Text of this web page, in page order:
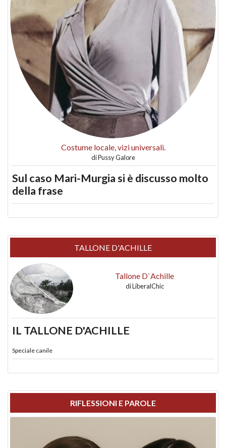
Costume locale, vizi universali.
diPussy Galore
Sul caso Mari-Murgia si è discusso molto
della frase
TALLONE D'ACHILLE
Tallone D`Achille
diLiberalChic
IL TALLONE D'ACHILLE
Speciale canile
RIFLESSIONI E PAROLE